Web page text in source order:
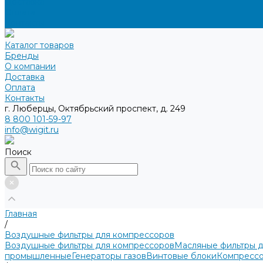
Каталог товаров
Бренды
О компании
Доставка
Оплата
Контакты
г. Люберцы, Октябрьский проспект, д. 249
8 800 101-59-97
info@wigit.ru
Поиск
Главная
/
Воздушные фильтры для компрессоров
Воздушные фильтры для компрессоровМасляные фильтры
промышленныеГенераторы газовВинтовые блоки